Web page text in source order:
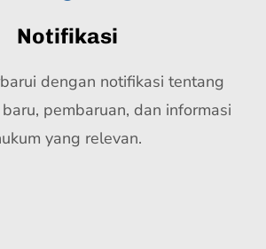
Notifikasi
dengan notifikasi tentang
pembaruan, dan informasi
yang relevan.